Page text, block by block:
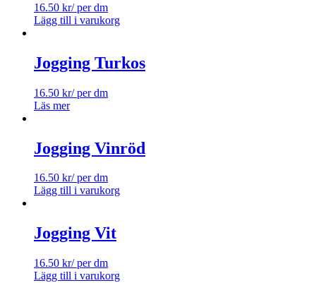
16.50 kr/ per dm
Lägg till i varukorg
Jogging Turkos
16.50 kr/ per dm
Läs mer
Jogging Vinröd
16.50 kr/ per dm
Lägg till i varukorg
Jogging Vit
16.50 kr/ per dm
Lägg till i varukorg